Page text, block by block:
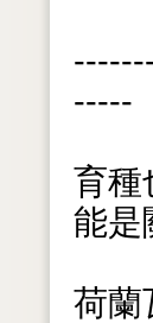
-----
育種
能是
荷蘭